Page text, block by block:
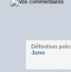
Définition
Juno